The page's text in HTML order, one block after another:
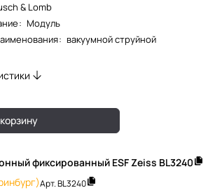
& Lomb
: Модуль
: вакуумной струйной
фиксированный ESF Zeiss BL3240
Арт.BL3240